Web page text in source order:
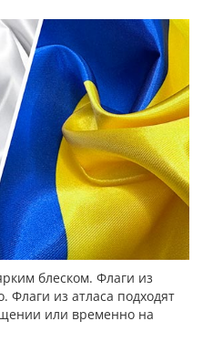
блеском. Флаги из
Флаги из атласа подходят
или временно на